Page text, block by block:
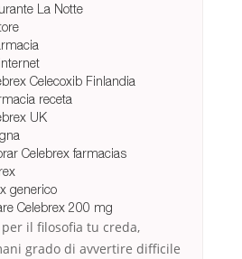
La Notte
Celecoxib Finlandia
receta
UK
Celebrex farmacias
generico
Celebrex 200 mg
il filosofia tu creda,
grado di avvertire difficile